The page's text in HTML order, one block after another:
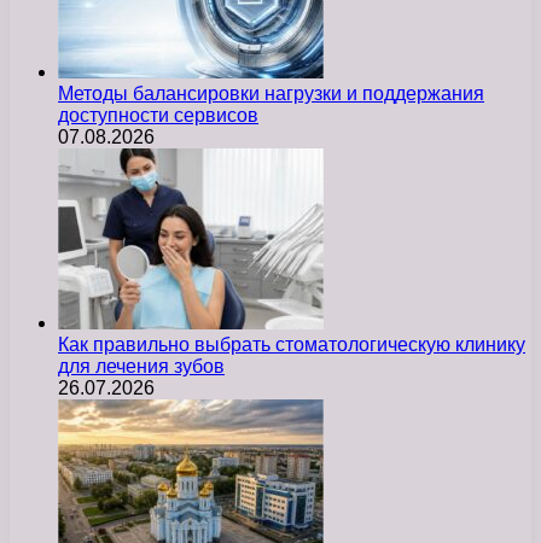
Методы балансировки нагрузки и поддержания
доступности сервисов
07.08.2026
Как правильно выбрать стоматологическую клинику
для лечения зубов
26.07.2026